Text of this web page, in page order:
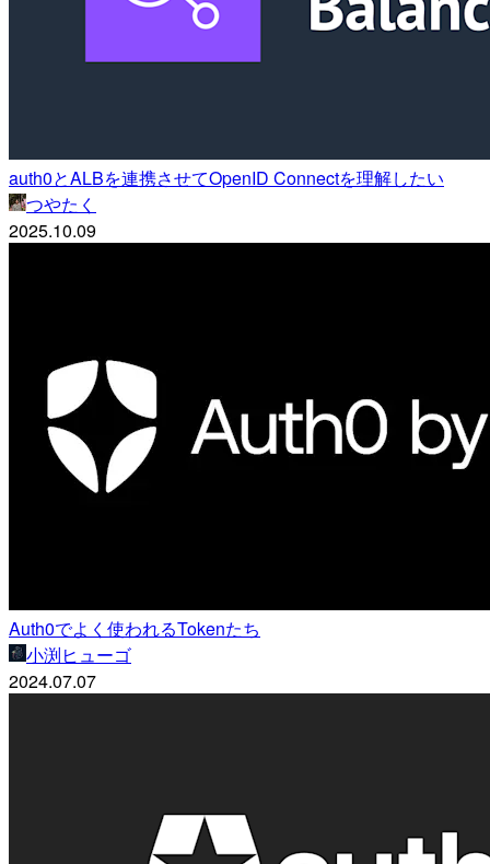
auth0とALBを連携させてOpenID Connectを理解したい
つやたく
2025.10.09
Auth0でよく使われるTokenたち
小渕ヒューゴ
2024.07.07